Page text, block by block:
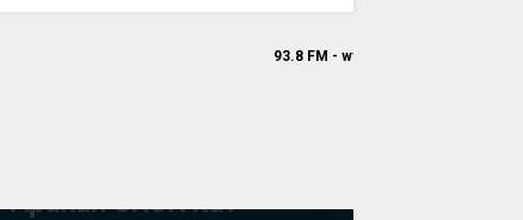
93.8 FM - www.gefm-madiun.com || Ge FM